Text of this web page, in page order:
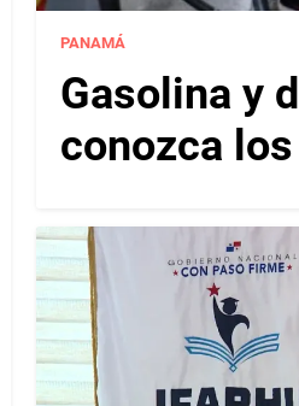
PANAMÁ
Gasolina y
conozca